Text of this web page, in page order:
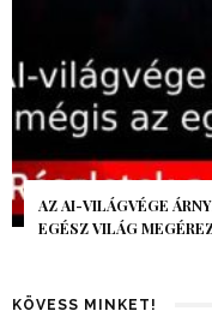
AZ AI-VILÁGVÉGE
EGÉSZ VILÁG
KÖVESS MINKET!